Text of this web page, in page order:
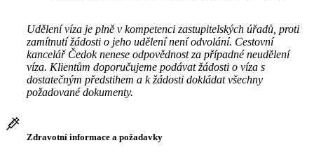
Udělení víza je plně v kompetenci zastupitelských úřadů, proti
zamítnutí žádosti o jeho udělení není odvolání. Cestovní
kancelář Čedok nenese odpovědnost za případné neudělení
víza. Klientům doporučujeme podávat žádosti o víza s
dostatečným předstihem a k žádosti dokládat všechny
požadované dokumenty.
Zdravotní informace a požadavky